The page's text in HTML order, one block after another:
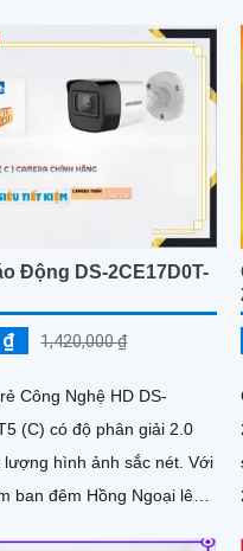
Động DS-2CE17D0T-
₫ 1,420,000 ₫
Công Nghệ HD DS-
(C) có độ phân giải 2.0
hình ảnh sắc nét. Với
ban đêm Hồng Ngoại lên